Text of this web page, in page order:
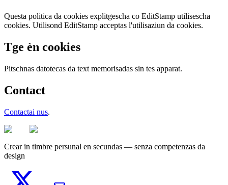
Questa politica da cookies explitgescha co EditStamp utilisescha
cookies. Utilisond EditStamp acceptas l'utilisaziun da cookies.
Tge èn cookies
Pitschnas datotecas da text memorisadas sin tes apparat.
Contact
Contactai nus.
Crear in timbre persunal en secundas — senza competenzas da
design